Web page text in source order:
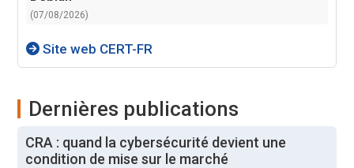
(07/08/2026)
Site web CERT-FR
Dernières publications
CRA : quand la cybersécurité devient une
condition de mise sur le marché